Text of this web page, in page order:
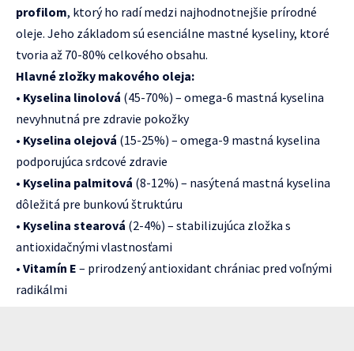
profilom, ktorý ho radí medzi najhodnotnejšie prírodné
oleje. Jeho základom sú esenciálne mastné kyseliny, ktoré
tvoria až 70-80% celkového obsahu.
Hlavné zložky makového oleja:
• Kyselina linolová (45-70%) – omega-6 mastná kyselina
nevyhnutná pre zdravie pokožky
• Kyselina olejová (15-25%) – omega-9 mastná kyselina
podporujúca srdcové zdravie
• Kyselina palmitová (8-12%) – nasýtená mastná kyselina
dôležitá pre bunkovú štruktúru
• Kyselina stearová (2-4%) – stabilizujúca zložka s
antioxidačnými vlastnosťami
• Vitamín E – prirodzený antioxidant chrániac pred voľnými
radikálmi